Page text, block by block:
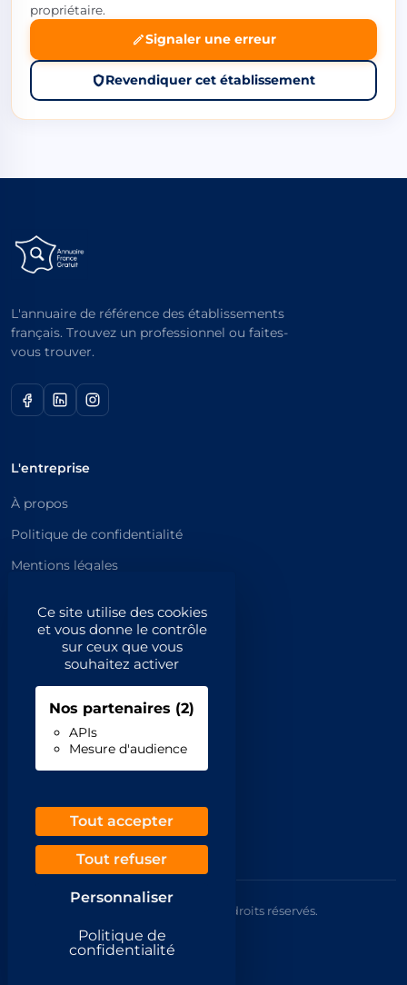
Ce site utilise des cookies
et vous donne le contrôle
sur ceux que vous
souhaitez activer
Nos partenaires (2)
APIs
Mesure d'audience
Tout accepter
Tout refuser
Personnaliser
Politique de
confidentialité
propriétaire.
Signaler une erreur
Revendiquer cet établissement
L'annuaire de référence des établissements
français. Trouvez un professionnel ou faites-
vous trouver.
L'entreprise
À propos
Politique de confidentialité
Mentions légales
Catégories principales
Catégories
Professionnels
Inscrivez-vous
Demande de retrait
© 2026 Annuaire France Gratuit. Tous droits réservés.
Mentions légales